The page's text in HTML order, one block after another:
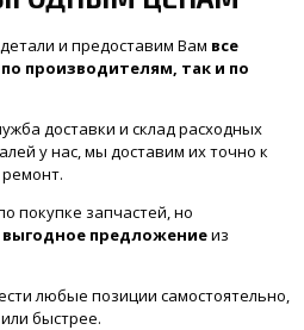
и предоставим Вам все
производителям, так и по
доставки и склад расходных
у нас, мы доставим их точно к
покупке запчастей, но
выгодное предложениеиз
любые позиции самостоятельно,
быстрее.